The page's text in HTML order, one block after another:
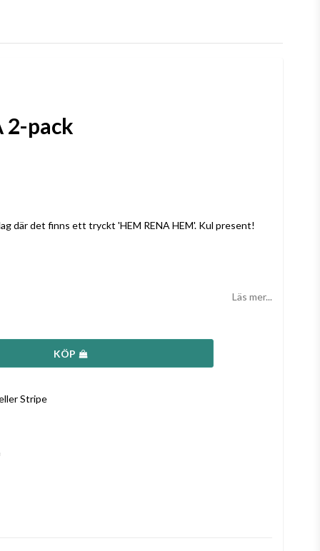
2-pack
där det finns ett tryckt 'HEM RENA HEM'. Kul present!
Läs mer...
KÖP
Stripe